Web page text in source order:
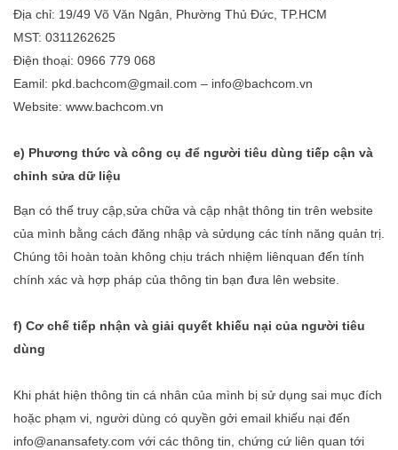
Địa chỉ: 19/49 Võ Văn Ngân, Phường Thủ Đức, TP.HCM
MST: 0311262625
Điện thoại: 0966 779 068
Eamil: pkd.bachcom@gmail.com – info@bachcom.vn
Website: www.bachcom.vn
e) Phương thức và công cụ để người tiêu dùng tiếp cận và
chỉnh sửa dữ liệu
Bạn có thể truy cập,sửa chữa và cập nhật thông tin trên website
của mình bằng cách đăng nhập và sửdụng các tính năng quản trị.
Chúng tôi hoàn toàn không chịu trách nhiệm liênquan đến tính
chính xác và hợp pháp của thông tin bạn đưa lên website.
f) Cơ chế tiếp nhận và giải quyết khiếu nại của người tiêu
dùng
Khi phát hiện thông tin cá nhân của mình bị sử dụng sai mục đích
hoặc phạm vi, người dùng có quyền gởi email khiếu nại đến
info@anansafety.com với các thông tin, chứng cứ liên quan tới